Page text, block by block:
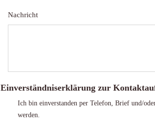
Nachricht
Einverständniserklärung zur
Ich bin einverstanden per Telefon, Brief und/
werden.